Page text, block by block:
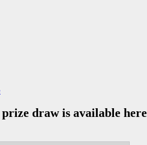
draw is available here